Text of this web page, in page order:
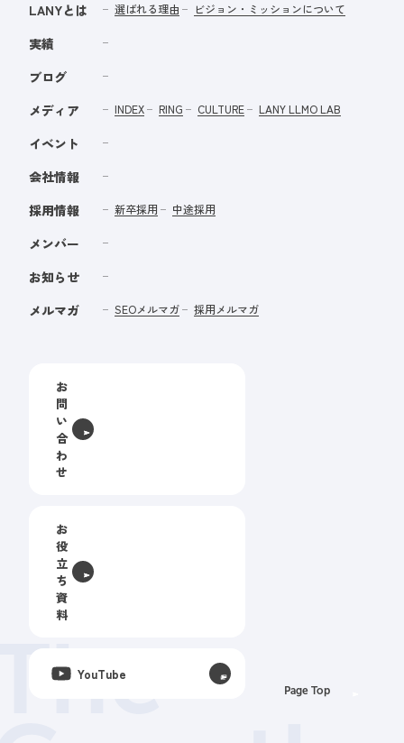
LANYとは 選ばれる理由 ビジョン・ミッションについて
実績
ブログ
メディア
INDEX RING CULTURE LANY LLMO LAB
イベント
会社情報
採用情報
新卒採用 中途採用
メンバー
お知らせ
メルマガ
SEOメルマガ 採用メルマガ
お
問
い
合
わ
せ
お
役
立
ち
資
料
YouTube
Page Top